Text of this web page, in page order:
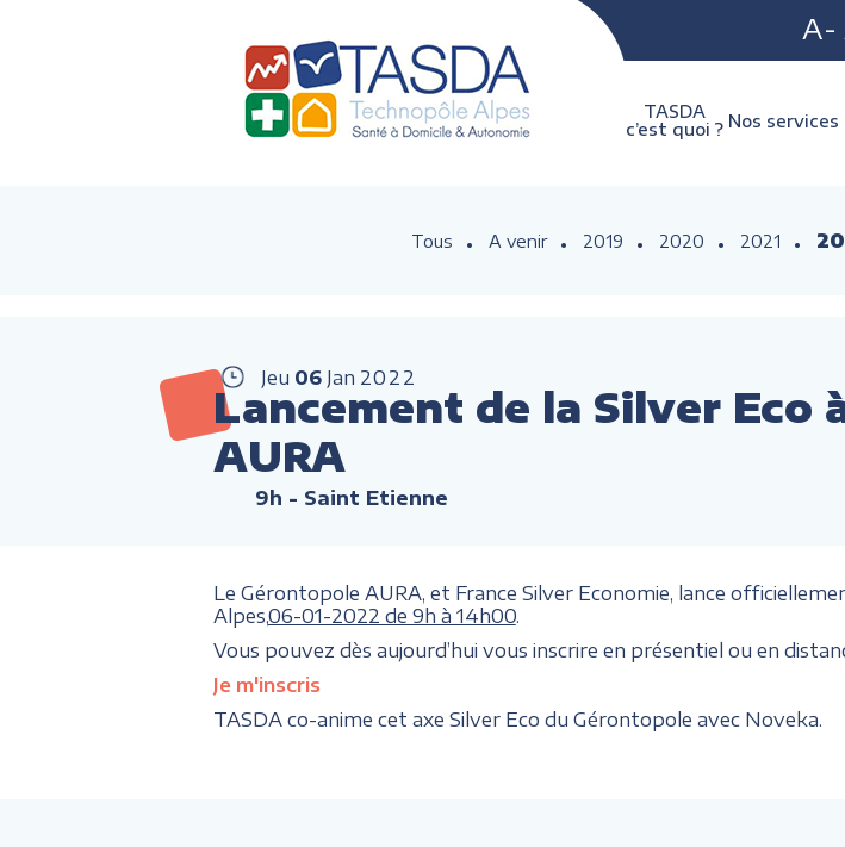
A-
TASDA
c’est quoi ? Nos services
Tous A venir 2019 2020 2021
Jeu 06 Jan 2022
Lancement de la Silver Eco
AURA
9h - Saint Etienne
Le Gérontopole AURA, et France Silver Economie, lance
Alpes,06-01-2022 de 9h à 14h00.
Vous pouvez dès aujourd’hui vous inscrire en présentiel ou en
Je m'inscris
TASDA co-anime cet axe Silver Eco du Gérontopole avec Noveka.